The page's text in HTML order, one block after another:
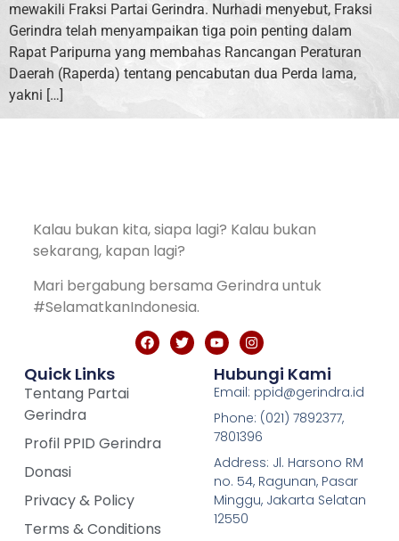
mewakili Fraksi Partai Gerindra. Nurhadi menyebut, Fraksi
Gerindra telah menyampaikan tiga poin penting dalam
Rapat Paripurna yang membahas Rancangan Peraturan
Daerah (Raperda) tentang pencabutan dua Perda lama,
yakni […]
Kalau bukan kita, siapa lagi? Kalau bukan
sekarang, kapan lagi?
Mari bergabung bersama Gerindra untuk
#SelamatkanIndonesia.
Quick Links
Tentang Partai
Gerindra
Profil PPID Gerindra
Donasi
Privacy & Policy
Terms & Conditions
Hubungi Kami
Email: ppid@gerindra.id
Phone: (021) 7892377,
7801396
Address: Jl. Harsono RM
no. 54, Ragunan, Pasar
Minggu, Jakarta Selatan
12550